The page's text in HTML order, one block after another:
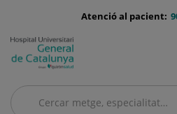
menu-
Atenció al pacient:
Cercar
Cercar